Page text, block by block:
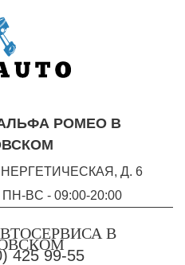
РОМЕО В
Д. 6
ВC - 09:00-20:00
425 99-55